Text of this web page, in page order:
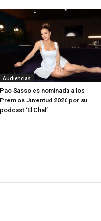
Audiencias
Pao Sasso es nominada a los
Premios Juventud 2026 por su
podcast ‘El Chal’